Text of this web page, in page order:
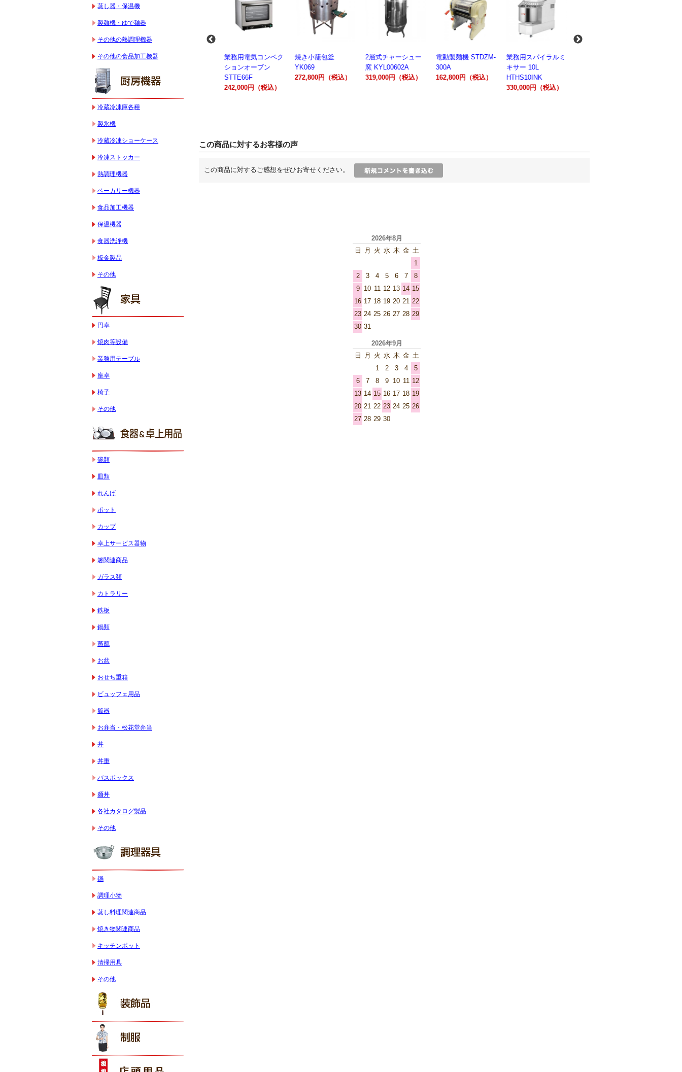
業務用スパイラルミ
キサー 30L
HTHS30IN
595,100円（税込）
業務用電気コンベク
STTE21
184,800円（税込）
業務用電気コンベク
ションオーブン
STTE66F
242,000円（税込）
焼き小籠包釜
YK069
272,800円（税込）
2層式チャーシュー
窯 KYL00602A
319,000円（税込）
電動製麺機 STDZM-
300A
162,800円（税込）
業務用スパイラルミ
キサー 10L
HTHS10INK
330,000円（税込）
この商品に対するお客様の声
この商品に対するご感想をぜひお寄せください。
蒸し器・保温機
製麺機・ゆで麺器
その他の熱調理機器
その他の食品加工機器
冷蔵冷凍庫各種
製氷機
冷蔵冷凍ショーケース
冷凍ストッカー
熱調理機器
ベーカリー機器
食品加工機器
保温機器
食器洗浄機
板金製品
その他
円卓
焼肉等設備
業務用テーブル
座卓
椅子
その他
碗類
皿類
れんげ
ポット
カップ
卓上サービス器物
箸関連商品
ガラス類
カトラリー
鉄板
鍋類
蒸籠
お盆
おせち重箱
ビュッフェ用品
飯器
お弁当・松花堂弁当
丼
丼重
バスボックス
麺丼
各社カタログ製品
その他
鍋
調理小物
蒸し料理関連商品
焼き物関連商品
キッチンポット
清掃用具
その他
2026年8月
日
月 火 水 木 金 土
1
2
3 4 5 6 7
8
9
10 11 12 13 14 15
16 17 18 19 20 21 22
23 24 25 26 27 28 29
30 31
2026年9月
日
月 火 水 木 金 土
1
2 3 4
5
6
7 8 9 10 11 12
13 14 15 16 17 18 19
20 21 22 23 24 25 26
27 28 29 30